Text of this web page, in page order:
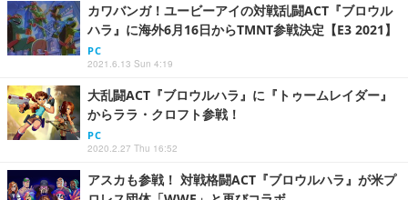
カワバンガ！ユービーアイの対戦乱闘ACT『ブロウル
ハラ』に海外6月16日からTMNT参戦決定【E3 2021】
PC
2021.6.13 Sun 4:19
大乱闘ACT『ブロウルハラ』に『トゥームレイダー』
からララ・クロフト参戦！
PC
2020.2.27 Thu 16:52
アスカも参戦！ 対戦格闘ACT『ブロウルハラ』が米プ